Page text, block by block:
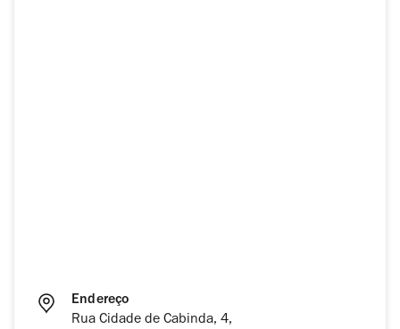
Endereço
Rua Cidade de Cabinda, 4,